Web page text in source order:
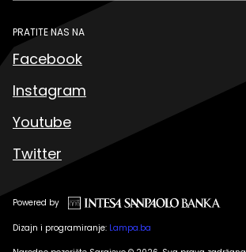
PRATITE NAS NA
Facebook
Instagram
Youtube
Twitter
Powered by
Dizajn i programiranje: Lampa.ba